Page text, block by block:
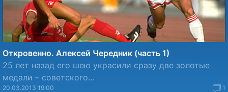
Откровенно. Алексей Чередник (часть 1)
25 лет назад его шею украсили сразу две золотые
медали – советского...
20.03.2013 19:00 1